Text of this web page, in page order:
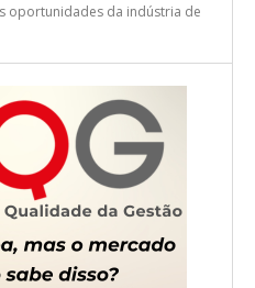
regulado de carbono, o
oportunidades da indústria de